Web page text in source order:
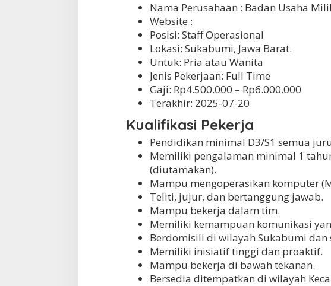
Nama Perusahaan : Badan Usaha
Website :
Posisi: Staff Operasional
Lokasi: Sukabumi, Jawa Barat.
Untuk: Pria atau Wanita
Jenis Pekerjaan: Full Time
Gaji: Rp4.500.000 – Rp6.000.000
Terakhir: 2025-07-20
Kualifikasi Pekerja
Pendidikan minimal D3/S1 semua
Memiliki pengalaman minimal 1
(diutamakan).
Mampu mengoperasikan komputer
Teliti, jujur, dan bertanggung jawab.
Mampu bekerja dalam tim.
Memiliki kemampuan komunikasi
Berdomisili di wilayah Sukabumi dan
Memiliki inisiatif tinggi dan proaktif.
Mampu bekerja di bawah tekanan.
Bersedia ditempatkan di wilayah